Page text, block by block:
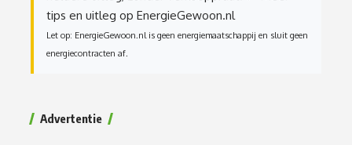
tips en uitleg op EnergieGewoon.nl
Let op: EnergieGewoon.nl is geen energiemaatschappij en sluit geen
energiecontracten af.
Advertentie